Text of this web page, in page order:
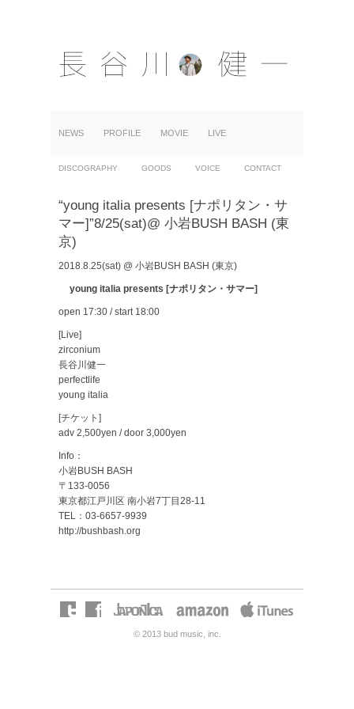
NEWS PROFILE MOVIE LIVE
DISCOGRAPHY GOODS VOICE CONTACT
“young italia presents [ナポリタン・サ
マー]”8/25(sat)@ 小岩BUSH BASH (東
京)
2018.8.25(sat) @ 小岩BUSH BASH (東京)
young italia presents [ナポリタン・サマー]
open 17:30 / start 18:00
[Live]
zirconium
長谷川健一
perfectlife
young italia
[チケット]
adv 2,500yen / door 3,000yen
Info：
小岩BUSH BASH
〒133-0056
東京都江戸川区 南小岩7丁目28-11
TEL：03-6657-9939
http://bushbash.org
© 2013 bud music, inc.